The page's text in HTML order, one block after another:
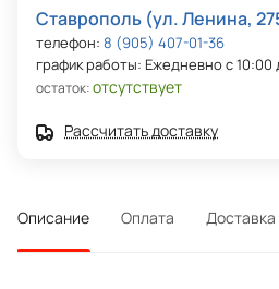
Ставрополь (ул. Ленина,
телефон: 8 (905) 407-01-36
график работы: Ежедневно с 10:00
остаток:отсутствует
Рассчитать доставку
Описание Оплата Доставка